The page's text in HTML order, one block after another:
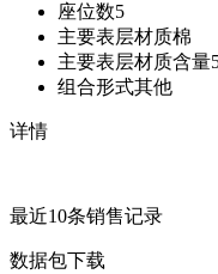
座位数5
主要表层材质棉
主要表层材质含量
组合形式其他
详情
最近10条销售记录
数据包下载